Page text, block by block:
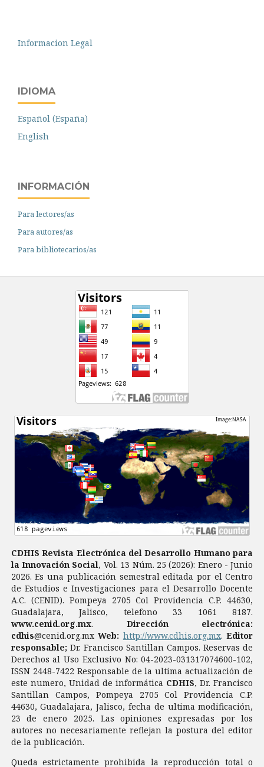
Informacion Legal
IDIOMA
Español (España)
English
INFORMACIÓN
Para lectores/as
Para autores/as
Para bibliotecarios/as
CDHIS Revista Electrónica del Desarrollo Humano para
la Innovación Social, Vol. 13 Núm. 25 (2026): Enero - Junio
2026. Es una publicación semestral editada por el Centro
de Estudios e Investigaciones para el Desarrollo Docente
A.C. (CENID). Pompeya 2705 Col Providencia C.P. 44630,
Guadalajara, Jalisco, telefono 33 1061 8187.
www.cenid.org.mx. Dirección electrónica:
cdhis@cenid.org.mxWeb: http://www.cdhis.org.mx. Editor
responsable; Dr. Francisco Santillan Campos. Reservas de
Derechos al Uso Exclusivo No: 04-2023-031317074600-102,
ISSN 2448-7422 Responsable de la ultima actualización de
este numero, Unidad de informática CDHIS, Dr. Francisco
Santillan Campos, Pompeya 2705 Col Providencia C.P.
44630, Guadalajara, Jalisco, fecha de ultima modificación,
23 de enero 2025. Las opiniones expresadas por los
autores no necesariamente reflejan la postura del editor
de la publicación.
Queda estrictamente prohibida la reproducción total o